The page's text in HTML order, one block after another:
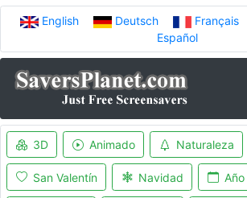
English Deutsch Français
Español
3D Animado Naturaleza
San Valentín Navidad